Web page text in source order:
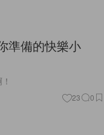
準備的快樂小
23 0